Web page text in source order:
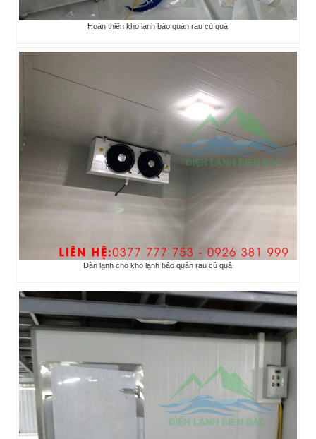
Hoàn thiện kho lạnh bảo quản rau củ quả
Dàn lạnh cho kho lạnh bảo quản rau củ quả